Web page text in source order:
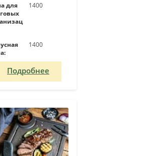
для
1400
1400
Подробнее